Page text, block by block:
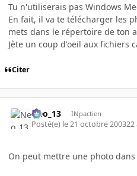
Tu n'utiliserais pas Windows
En fait, il va te télécharger les
mets dans le répertoire de ton
Jète un coup d'oeil aux fichiers
Citer
Neo_13 INpactien
Posté(e) le 21 octobre 200322
On peut mettre une photo dans